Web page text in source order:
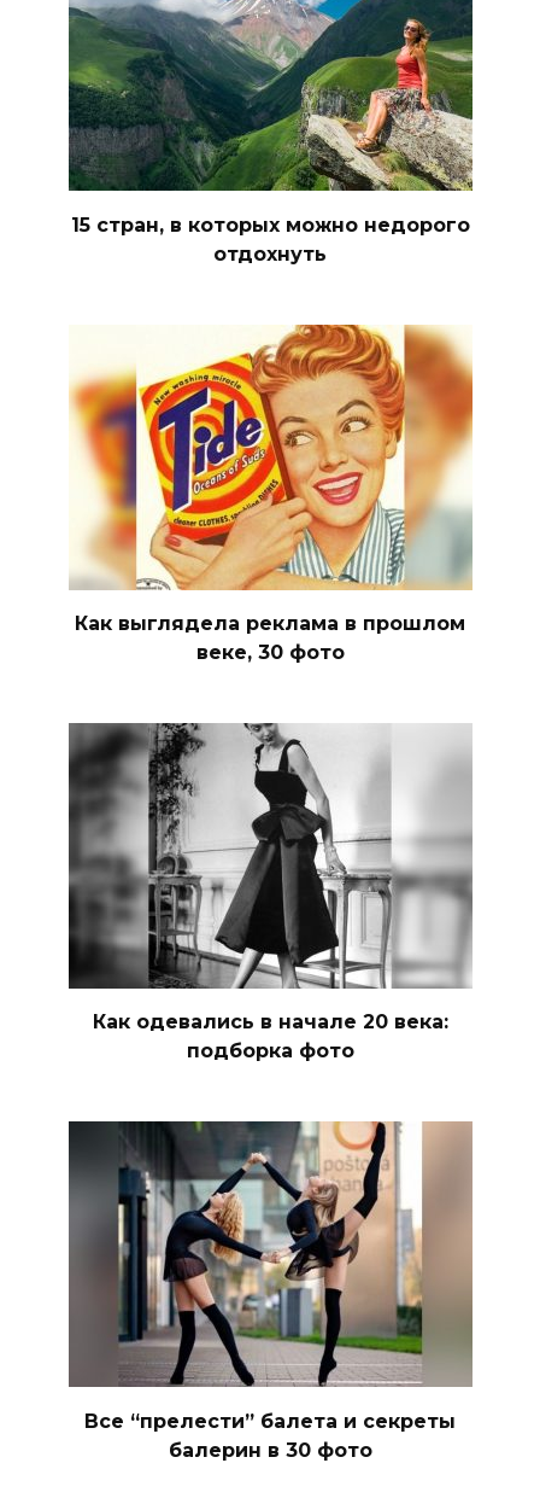
15 стран, в которых можно недорого
отдохнуть
Как выглядела реклама в прошлом
веке, 30 фото
Как одевались в начале 20 века:
подборка фото
Все “прелести” балета и секреты
балерин в 30 фото